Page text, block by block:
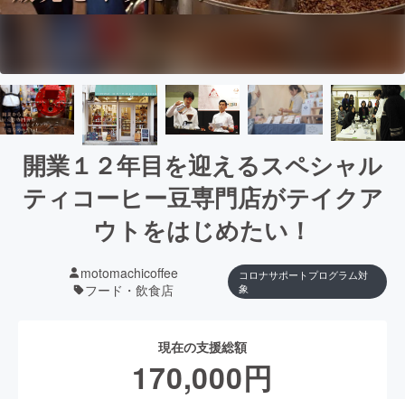
開業１２年目を迎えるスペシャル
ティコーヒー豆専門店がテイクア
ウトをはじめたい！
motomachicoffee
フード・飲食店
コロナサポートプログラム対
象
現在の支援総額
170,000円